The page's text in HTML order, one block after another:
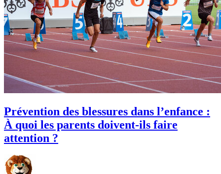
Prévention des blessures dans l’enfance :
À quoi les parents doivent-ils faire
attention ?